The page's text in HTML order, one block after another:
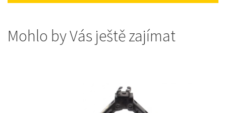
Mohlo by Vás ještě zajímat